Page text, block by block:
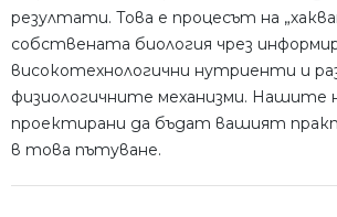
резултати. Това е процесът на
собствената биология чрез
високотехнологични нутриенти и
физиологичните механизми. Нашите
проектирани да бъдат вашият
в това пътуване.